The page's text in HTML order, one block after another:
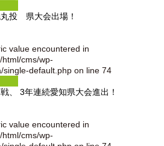
投 県大会出場！
value encountered in
cms/wp-
single-default.php on line 74
、 3年連続愛知県大会進出！
value encountered in
cms/wp-